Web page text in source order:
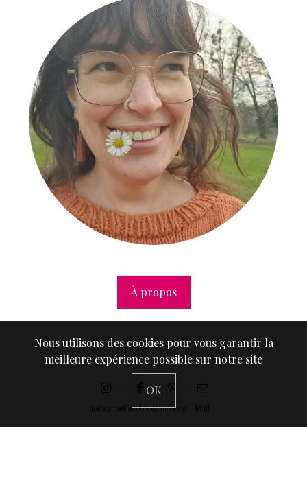
À propos
FacebookPinterest
Nous utilisons des cookies pour vous garantir la
meilleure expérience possible sur notre site
OK